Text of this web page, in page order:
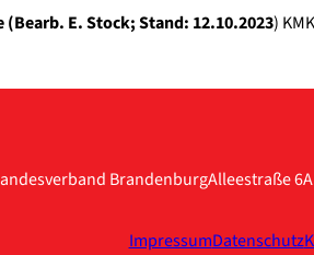
E. Stock; Stand: 12.10.2023)
BrandenburgAlleestraße 6A
ImpressumDatenschutz